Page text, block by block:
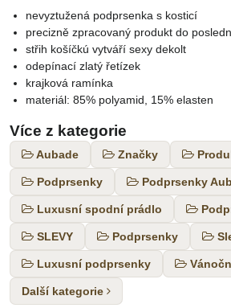
nevyztužená podprsenka s kosticí
precizně zpracovaný produkt do
střih košíčkú vytváří sexy dekolt
odepínací zlatý řetízek
krajková ramínka
materiál: 85% polyamid, 15% elasten
Více z kategorie
Aubade Značky
Podprsenky Podprsenky
Luxusní spodní prádlo
SLEVY Podprsenky
Luxusní podprsenky
Další kategorie